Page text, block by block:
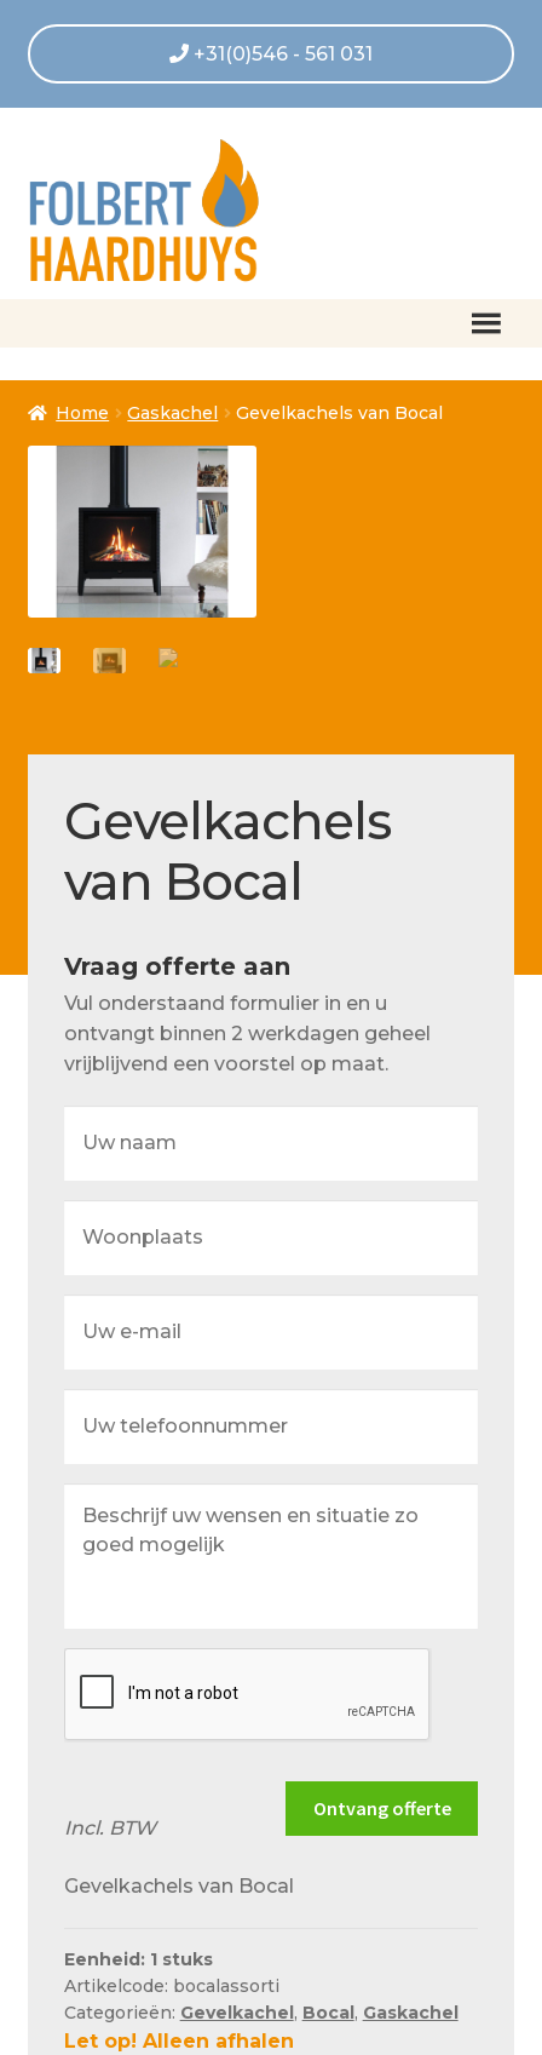
+31(0)546 - 561 031
Afrekenen
Algemene voorwaarden
Betaling geannuleerd
Betaling voltooid
Blog
Contact
FAQ
Fout bij betaling
Klantenservice
Mijn account
Actueel
Retouren – Geschillen – Garantie
Sample Page
Service en onderhoud
Showroom
Verzending en bezorging
Home Gaskachel Gevelkachels van Bocal
Gevelkachels
van Bocal
Vraag offerte aan
Vul onderstaand formulier in en u
ontvangt binnen 2 werkdagen geheel
vrijblijvend een voorstel op maat.
naam
telefoonnummer
uw
wensen
Ontvang offerte
Incl. BTW
Gevelkachels van Bocal
Eenheid: 1 stuks
Artikelcode: bocalassorti
Categorieën: Gevelkachel , Bocal , Gaskachel
Let op! Alleen afhalen